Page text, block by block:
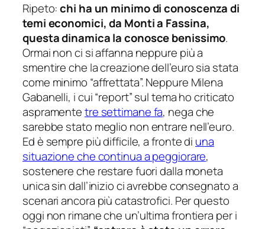
Ripeto:chi ha un minimo di conoscenza di
temi economici, da Monti a Fassina,
questa dinamica la conosce benissimo.
Ormai non ci si affanna neppure più a
smentire che la creazione dell’euro sia stata
come minimo “affrettata”. Neppure Milena
Gabanelli, i cui “report” sul tema ho criticato
aspramentetre settimane fa, nega che
sarebbe stato meglio nonentrare nell’euro.
Ed è sempre più difficile, a fronte di una
situazione che continua a peggiorare,
sostenere che restare fuori dalla moneta
unica sin dall’inizio ci avrebbe consegnato a
scenari ancora più catastrofici. Per questo
oggi non rimane che un’ultima frontiera per i